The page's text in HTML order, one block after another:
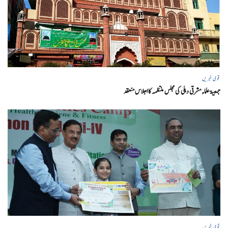
قومی خبریں
جمعیۃ علماء مشرقی دہلی کی مجلس منتظمہ کا اجلاس منعقد